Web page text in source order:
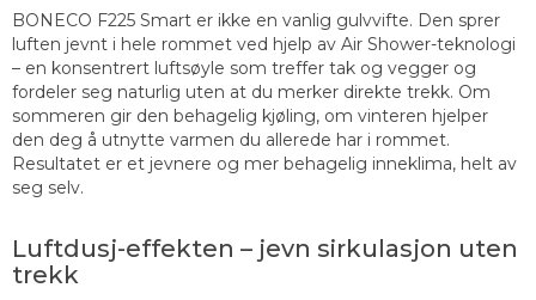
BONECO F225 Smart er ikke en vanlig gulvvifte. Den sprer
luften jevnt i hele rommet ved hjelp av Air Shower-teknologi
– en konsentrert luftsøyle som treffer tak og vegger og
fordeler seg naturlig uten at du merker direkte trekk. Om
sommeren gir den behagelig kjøling, om vinteren hjelper
den deg å utnytte varmen du allerede har i rommet.
Resultatet er et jevnere og mer behagelig inneklima, helt av
seg selv.
Luftdusj-effekten – jevn sirkulasjon uten
trekk